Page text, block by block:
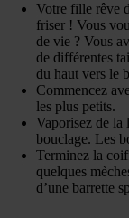
Votre fille rêve
friser ! Vous
de vie ? Vous
de différentes
du haut vers le
Commencez
les plus petits.
Vaporisez de la
bouclage. Les
Terminez la
quelques
d’une barrette